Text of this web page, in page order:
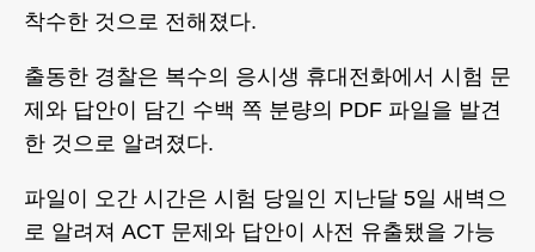
착수한 것으로 전해졌다.
출동한 경찰은 복수의 응시생 휴대전화에서 시험 문
제와 답안이 담긴 수백 쪽 분량의 PDF 파일을 발견
한 것으로 알려졌다.
파일이 오간 시간은 시험 당일인 지난달 5일 새벽으
로 알려져 ACT 문제와 답안이 사전 유출됐을 가능